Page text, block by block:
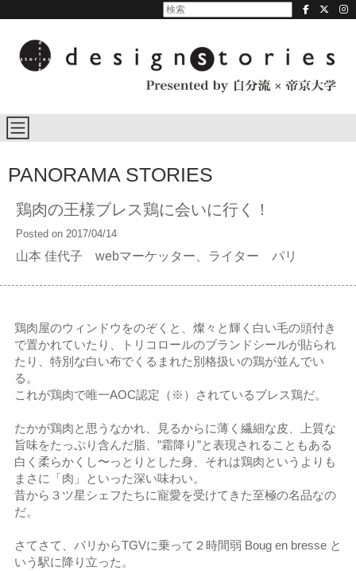
PANORAMA STORIES
鶏肉の王様ブレス鶏に会いに行く！
Posted on 2017/04/14
山本 佳代子 webマーケッター、ライター パリ
鶏肉屋のウィンドウをのぞくと、燦々と輝く白い毛の頭付き
で置かれていたり、トリコロールのブランドシールが貼られ
たり、特別な白い布でくるまれた別格扱いの鶏が並んでい
る。
これが鶏肉で唯一AOC認定（※）されているブレス鶏だ。
たかが鶏肉と思うなかれ、見るからに薄く繊細な皮、上質な
旨味をたっぷり含んだ脂、”霜降り”と表現されることもある
白く柔らかくし〜っとりとした身、それは鶏肉というよりも
まさに「肉」といった深い味わい。
昔から３ツ星シェフたちに寵愛を受けてきた至極の名品なの
だ。
さてさて、パリからTGVに乗って２時間弱 Boug en bresse と
いう駅に降り立った。